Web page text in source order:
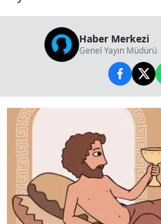
Haber Merkezi
Genel Yayın Müdürü